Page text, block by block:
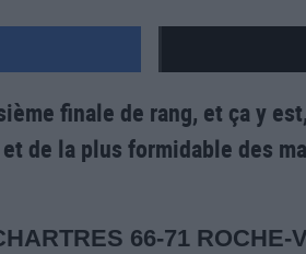
finale de rang, et ça y
et de la plus formidable des
66-71 ROCHE-